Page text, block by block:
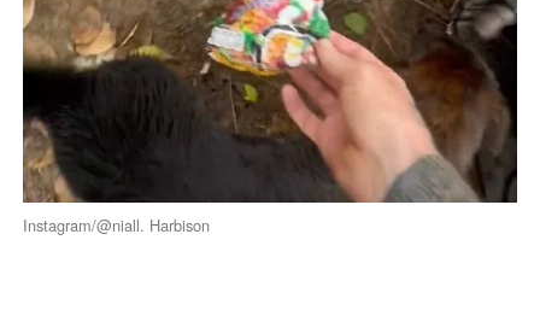
Instagram/@niall. Harbison